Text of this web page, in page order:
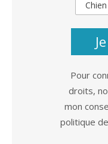
Pour
droits,
mon
politique